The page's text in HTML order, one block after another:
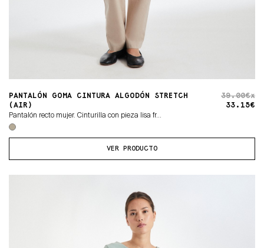
PANTALÓN GOMA CINTURA ALGODÓN STRETCH
(AIR)
39.00€x
33.15€
Pantalón recto mujer. Cinturilla con pieza lisa fr...
VER PRODUCTO